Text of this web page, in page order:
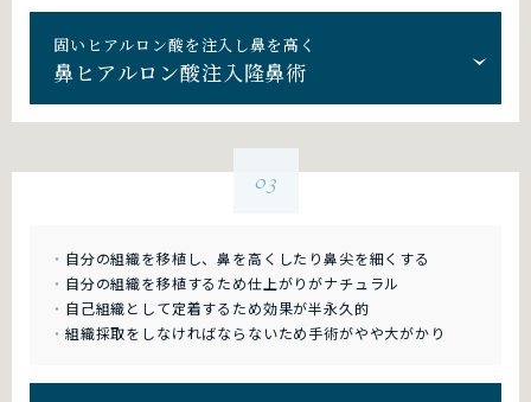
固いヒアルロン酸を注入し鼻を高く
鼻ヒアルロン酸注入隆鼻術
03
自分の組織を移植し、鼻を高くしたり鼻尖を細くする
自分の組織を移植するため仕上がりがナチュラル
自己組織として定着するため効果が半永久的
組織採取をしなければならないため手術がやや大がかり